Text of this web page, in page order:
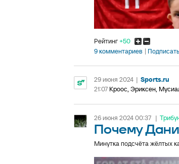
Рейтинг+50
9 комментариев
29 июня 2024 | Sports.ru
21:07 Кроос, Эриксен,
26 июня 2024 00:37 |
Почему
Минутка подсчёта жёлтых